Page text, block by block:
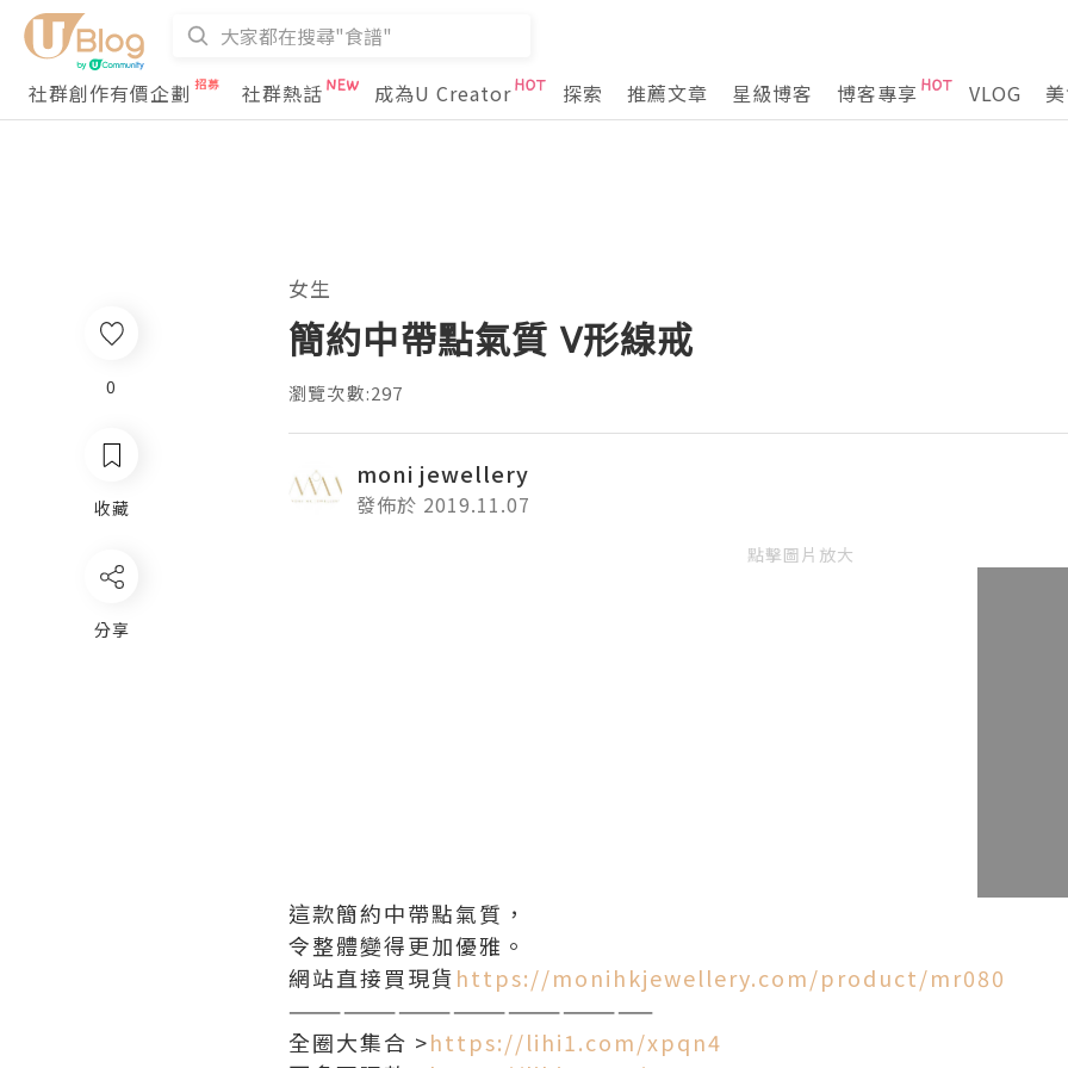
社群創作有價企劃 社群熱話 成為U Creator 探索 推薦文章 星級博客 博客專享 VLOG
女生
簡約中帶點氣質 V形線戒
瀏覽次數:297
moni jewellery
發佈於 2019.11.07
點擊圖片放大
這款簡約中帶點氣質，
令整體變得更加優雅。
網站直接買現貨https://monihkjewellery.com/product/mr080
————————————————————
全圈大集合 >https://lihi1.com/xpqn4
0
收藏
分享